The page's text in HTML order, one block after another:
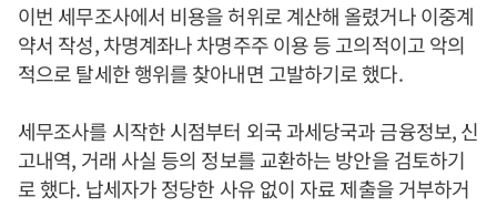
이번 세무조사에서 비용을 허위로 계산해 올렸거나 이중계
약서 작성, 차명계좌나 차명주주 이용 등 고의적이고 악의
적으로 탈세한 행위를 찾아내면 고발하기로 했다.
세무조사를 시작한 시점부터 외국 과세당국과 금융정보, 신
고내역, 거래 사실 등의 정보를 교환하는 방안을 검토하기
로 했다. 납세자가 정당한 사유 없이 자료 제출을 거부하거